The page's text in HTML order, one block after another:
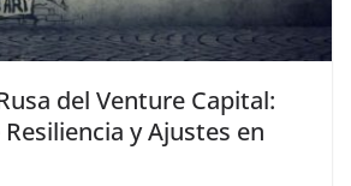
del Venture Capital:
y Ajustes en